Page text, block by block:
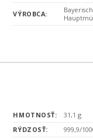
VÝROBCA:
HMOTNOSŤ:
31,1 g
RÝDZOSŤ:
999,9/